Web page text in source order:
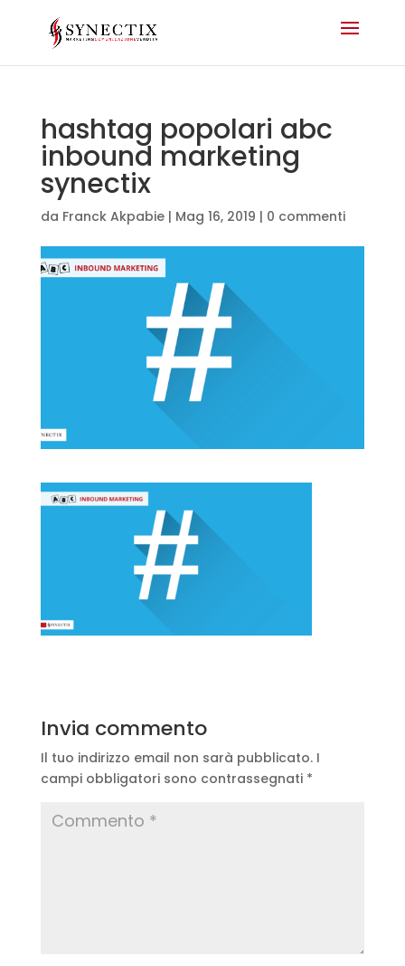
hashtag popolari abc
inbound marketing
synectix
da Franck Akpabie| Mag 16, 2019 | 0 commenti
Invia commento
Il tuo indirizzo email non sarà pubblicato. I
campi obbligatori sono contrassegnati *